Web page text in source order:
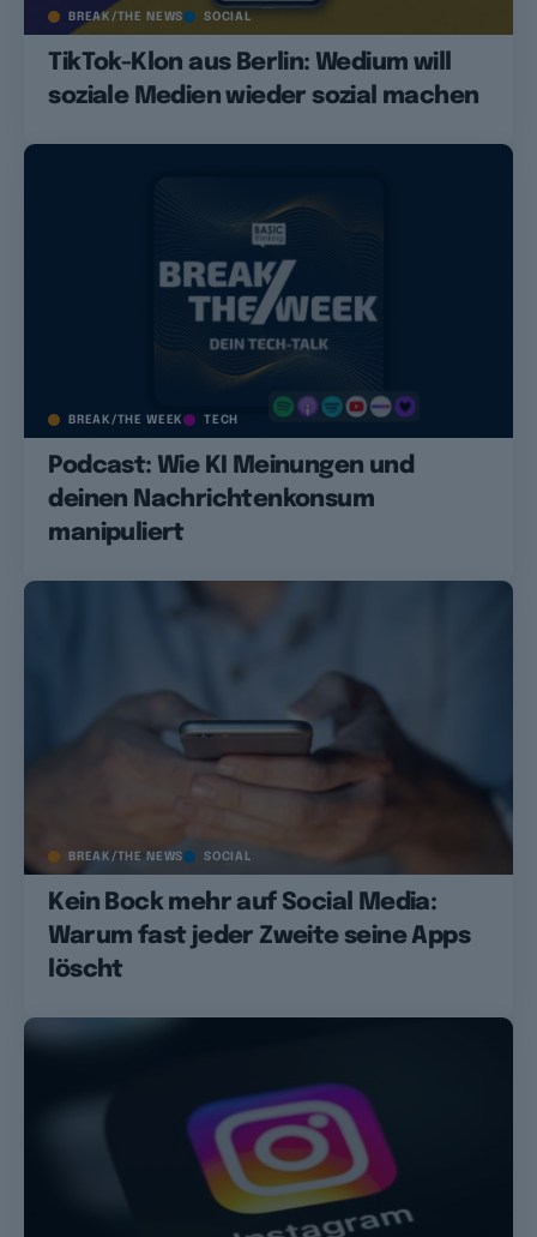
BREAK/THE NEWS SOCIAL
TikTok-Klon aus Berlin: Wedium will
soziale Medien wieder sozial machen
BREAK/THE WEEK TECH
Podcast: Wie KI Meinungen und
deinen Nachrichtenkonsum
manipuliert
BREAK/THE NEWS SOCIAL
Kein Bock mehr auf Social Media:
Warum fast jeder Zweite seine Apps
löscht